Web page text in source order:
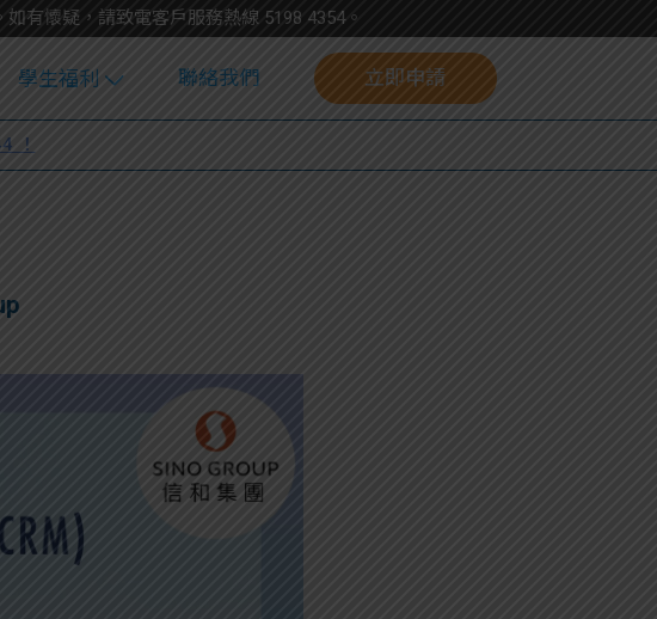
如有懷疑，請致電客戶服務熱線 5198 4354。
學生福利
uFinance 校
園贊助
聯絡我們 立即申請
！